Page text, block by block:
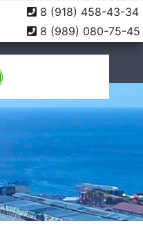
9:00 -
18:00
8 (918) 458-43-34
8 (989) 080-75-45